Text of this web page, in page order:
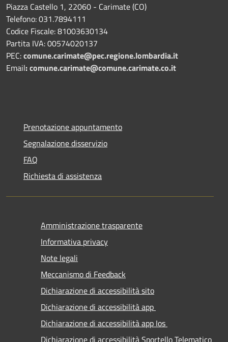
Piazza Castello 1, 22060 - Carimate (CO)
Telefono: 031.7894111
Codice Fiscale: 81003630134
Partita IVA: 00574020137
PEC:comune.carimate@pec.regione.lombardia.it
Email:comune.carimate@comune.carimate.co.it
Prenotazione appuntamento
Segnalazione disservizio
FAQ
Richiesta di assistenza
Amministrazione trasparente
Informativa privacy
Note legali
Meccanismo di Feedback
Dichiarazione di accessibilità sito
Dichiarazione di accessibilità app
Dichiarazione di accessibilità app Ios
Dichiarazione di accessibilità Sportello Telematico